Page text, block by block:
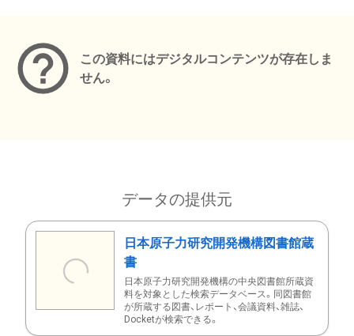
この資料にはデジタルコンテンツが存在しま
せん。
データの提供元
日本原子力研究開発機構図書館蔵
書
日本原子力研究開発機構の中央図書館所蔵資
料を対象とした検索データベース。同図書館
が所蔵する図書、レポート、会議資料、雑誌、
Docketが検索できる。